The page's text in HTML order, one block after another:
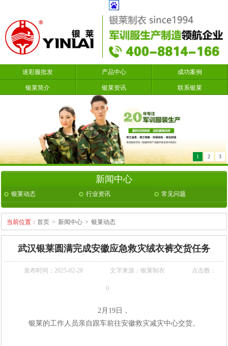
迷彩服批发 产品中心 成功案例
银莱简介 银莱资讯 联系银莱
1 2 3
新闻中心
银莱动态 行业资讯 常见问题
当前位置：首页 > 新闻中心 > 银莱动态
武汉银莱圆满完成安徽应急救灾绒衣裤交货任务
发布时间：2025-02-28 文字来源：银莱制衣 点击数：
0
2 月 19日，
银莱的工作人员亲自跟车前往安徽救灾减灾中心交货。